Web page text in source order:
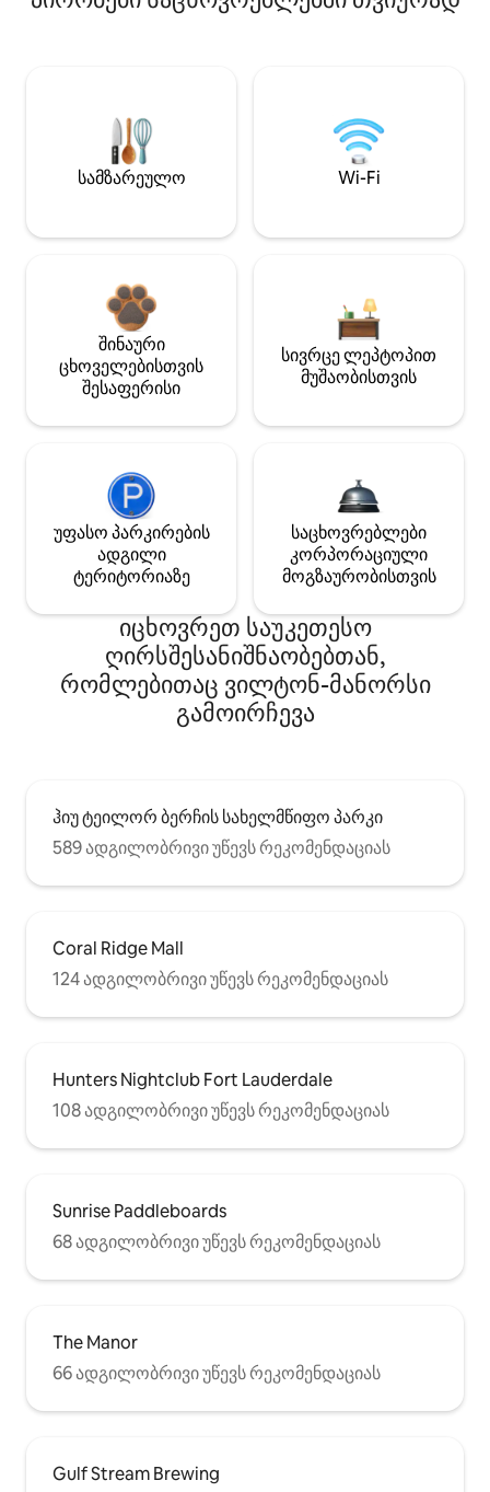
სამზარეულო Wi-Fi
შინაური
ცხოველებისთვის
შესაფერისი
სივრცე ლეპტოპით
მუშაობისთვის
უფასო პარკირების
ადგილი
ტერიტორიაზე
საცხოვრებლები
კორპორაციული
მოგზაურობისთვის
იცხოვრეთ საუკეთესო
ღირსშესანიშნაობებთან,
რომლებითაც ვილტონ-მანორსი
გამოირჩევა
ჰიუ ტეილორ ბერჩის სახელმწიფო პარკი
589 ადგილობრივი უწევს რეკომენდაციას
Coral Ridge Mall
124 ადგილობრივი უწევს რეკომენდაციას
Hunters Nightclub Fort Lauderdale
108 ადგილობრივი უწევს რეკომენდაციას
Sunrise Paddleboards
68 ადგილობრივი უწევს რეკომენდაციას
The Manor
66 ადგილობრივი უწევს რეკომენდაციას
Gulf Stream Brewing